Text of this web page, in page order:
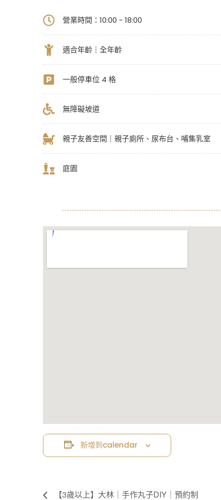
營業時間：10:00 - 18:00
適合年齡｜全年齡
一般停車位 4 格
無障礙坡道
親子友善空間｜親子廁所、尿布台、哺集乳室
庭園
新增到calendar
【3歲以上】大林｜手作丸子DIY｜預約制